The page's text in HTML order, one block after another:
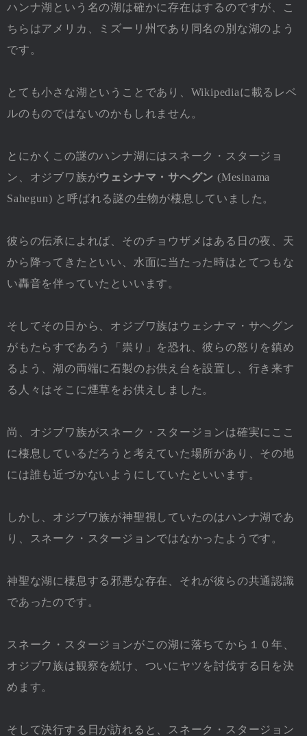
ハンナ湖という名の湖は確かに存在はするのですが、こ
ちらはアメリカ、ミズーリ州であり同名の別な湖のよう
です。
とても小さな湖ということであり、Wikipediaに載るレベ
ルのものではないのかもしれません。
とにかくこの謎のハンナ湖にはスネーク・スタージョ
ン、オジブワ族がウェシナマ・サヘグン (Mesinama
Sahegun) と呼ばれる謎の生物が棲息していました。
彼らの伝承によれば、そのチョウザメはある日の夜、天
から降ってきたといい、水面に当たった時はとてつもな
い轟音を伴っていたといいます。
そしてその日から、オジブワ族はウェシナマ・サヘグン
がもたらすであろう「祟り」を恐れ、彼らの怒りを鎮め
るよう、湖の両端に石製のお供え台を設置し、行き来す
る人々はそこに煙草をお供えしました。
尚、オジブワ族がスネーク・スタージョンは確実にここ
に棲息しているだろうと考えていた場所があり、その地
には誰も近づかないようにしていたといいます。
しかし、オジブワ族が神聖視していたのはハンナ湖であ
り、スネーク・スタージョンではなかったようです。
神聖な湖に棲息する邪悪な存在、それが彼らの共通認識
であったのです。
スネーク・スタージョンがこの湖に落ちてから１０年、
オジブワ族は観察を続け、ついにヤツを討伐する日を決
めます。
そして決行する日が訪れると、スネーク・スタージョン